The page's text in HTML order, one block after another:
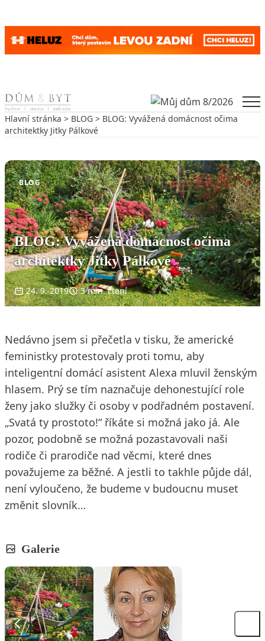
Skip to content
Hlavní stránka > BLOG > BLOG: Vyvážená domácnost očima
architektky Jitky Pálkové
BLOG
BLOG: Vyvážená domácnost očima
architektky Jitky Pálkové
24. 9. 2019 3 min. čtení
Nedávno jsem si přečetla v tisku, že americké
feministky protestovaly proti tomu, aby
inteligentní domácí asistent Alexa mluvil ženským
hlasem. Prý se tím naznačuje dehonestující role
ženy jako služky či osoby v podřadném postavení.
„Svatá ty prostoto!“ říkáte si možná jako já. Ale
pozor, podobně se možná pozastavovali naši
rodiče či prarodiče nad věcmi, které dnes
považujeme za běžné. A jestli to takhle půjde dál,
není vyloučeno, že budeme v budoucnu muset
změnit slovník…
Galerie